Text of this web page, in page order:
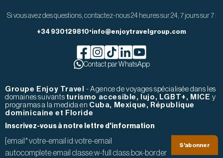
Si vous avez des questions, contactez-nous 24 heures sur 24, 7 jours sur 7 :
+34 930129810•info@enjoytravelgroup.com
Facebook de Enjoy Travel Group
Instagram de Enjoy Travel Group
Tiktok de Enjoy Travel Group
Linkedin de Enjoy Travel Group
Youtube de Enjoy Travel
Contact par WhatsApp
Groupe Enjoy Travel - Agence de voyages spécialisée dans les
domaines suivants turismo accesible, lujo, LGBT+, MICEy
programas a la medida en Cuba, Mexique, République
dominicaine et Floride
Inscrivez-vous à notre lettre d'information
Adresse
électronique
[email* votre-email id:votre-email
autocomplete:email classe:w-full class:box-border
S'abonner